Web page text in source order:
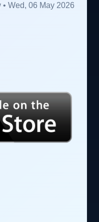
Wed, 06 May 2026